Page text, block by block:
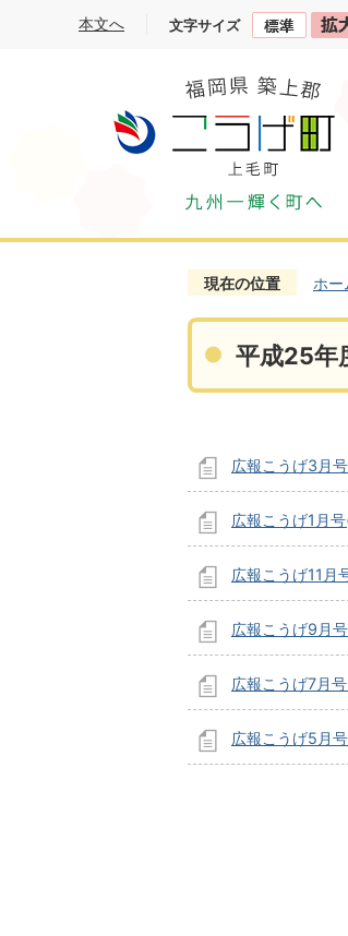
本文へ 文字サイズ
現在の位置 ホー
平成25年
広報こうげ3月
広報こうげ1月
広報こうげ11月
広報こうげ9月
広報こうげ7月
広報こうげ5月